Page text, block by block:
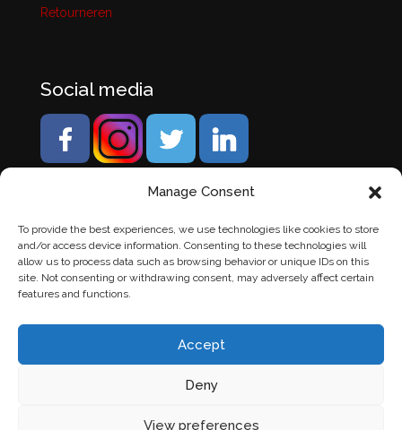
Manage Consent
To provide the best experiences, we use technologies like cookies to store
and/or access device information. Consenting to these technologies will
allow us to process data such as browsing behavior or unique IDs on this
site. Not consenting or withdrawing consent, may adversely affect certain
features and functions.
Accept
Deny
View preferences
Retourneren
Social media
laten makendoor Chuck's